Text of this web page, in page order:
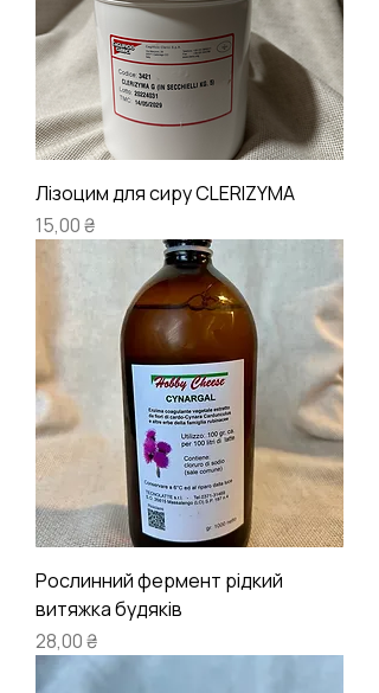
Лізоцим для сиру CLERIZYMA
Ціна
15,00 ₴
Рослинний фермент рідкий
витяжка будяків
Ціна
28,00 ₴